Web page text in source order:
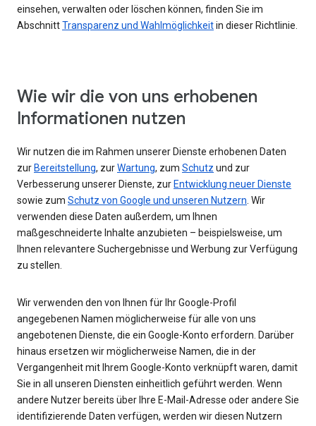
einsehen, verwalten oder löschen können, finden Sie im
AbschnittTransparenz und Wahlmöglichkeitin dieser Richtlinie.
Wie wir die von uns erhobenen
Informationen nutzen
Wir nutzen die im Rahmen unserer Dienste erhobenen Daten
zur Bereitstellung, zurWartung, zum Schutz und zur
Verbesserung unserer Dienste, zur Entwicklung neuer Dienste
sowie zum Schutz von Google und unseren Nutzern. Wir
verwenden diese Daten außerdem, um Ihnen
maßgeschneiderte Inhalte anzubieten – beispielsweise, um
Ihnen relevantere Suchergebnisse und Werbung zur Verfügung
zu stellen.
Wir verwenden den von Ihnen für Ihr Google-Profil
angegebenen Namen möglicherweise für alle von uns
angebotenen Dienste, die ein Google-Konto erfordern. Darüber
hinaus ersetzen wir möglicherweise Namen, die in der
Vergangenheit mit Ihrem Google-Konto verknüpft waren, damit
Sie in all unseren Diensten einheitlich geführt werden. Wenn
andere Nutzer bereits über Ihre E-Mail-Adresse oder andere Sie
identifizierende Daten verfügen, werden wir diesen Nutzern